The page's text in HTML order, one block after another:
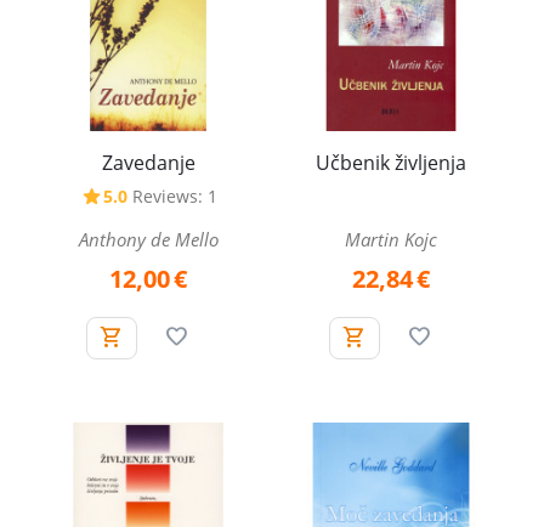
Zavedanje
5.0 Reviews: 1
Anthony de Mello
12,00€
Učbenik življenja
Martin Kojc
22,84€